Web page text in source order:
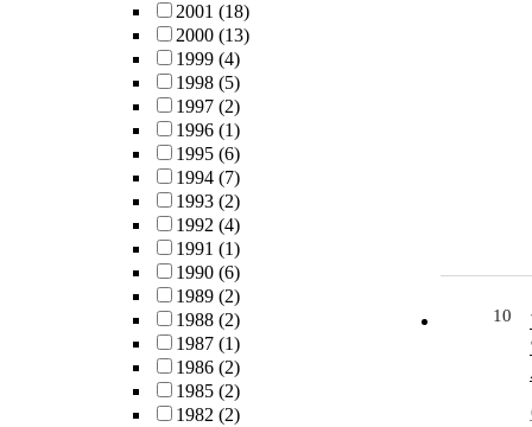
2001 (18)
2000 (13)
1999 (4)
1998 (5)
1997 (2)
1996 (1)
1995 (6)
1994 (7)
1993 (2)
1992 (4)
1991 (1)
1990 (6)
1989 (2)
1988 (2)
1987 (1)
1986 (2)
1985 (2)
1982 (2)
10